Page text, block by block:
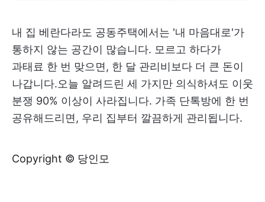
내 집 베란다라도 공동주택에서는 '내 마음대로'가
통하지 않는 공간이 많습니다. 모르고 하다가
과태료 한 번 맞으면, 한 달 관리비보다 더 큰 돈이
나갑니다.오늘 알려드린 세 가지만 의식하셔도 이웃
분쟁 90% 이상이 사라집니다. 가족 단톡방에 한 번
공유해드리면, 우리 집부터 깔끔하게 관리됩니다.
Copyright © 당인모